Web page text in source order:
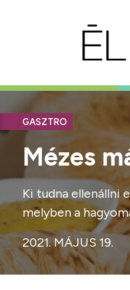
GASZTRO
Mézes
Ki tudna ellenállni
melyben a
2021. MÁJUS 19.